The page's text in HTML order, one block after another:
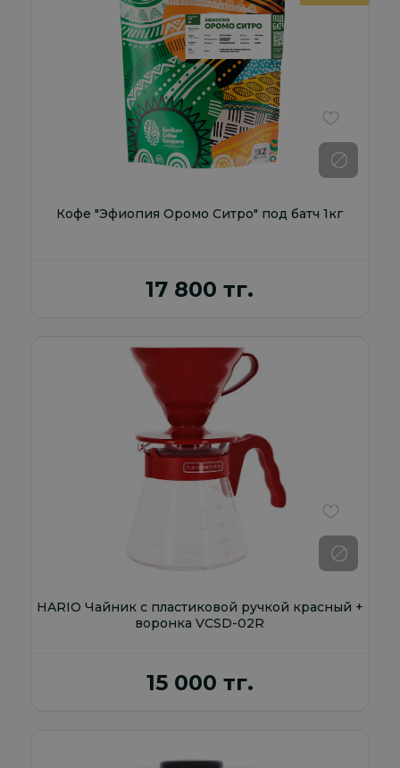
Кофе "Эфиопия Оромо Ситро" под батч 1кг
17 800 тг.
В
HARIO Чайник с пластиковой ручкой красный +
воронка VCSD-02R
15 000 тг.
В